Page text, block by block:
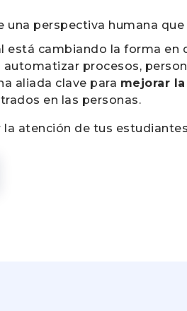
una perspectiva humana
está cambiando la forma
procesos,
aliada clave para mejorar
en las personas.
la atención de tus